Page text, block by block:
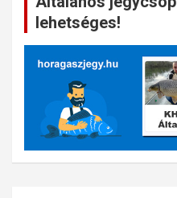
lehetséges!